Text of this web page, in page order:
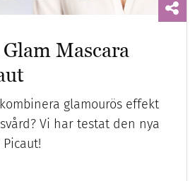
Mascara
glamourös effekt
Vi har testat den nya